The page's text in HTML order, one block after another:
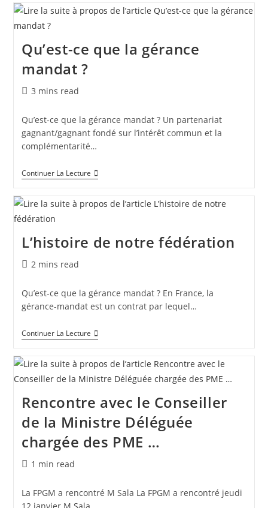
Qu’est-ce que la gérance
mandat ?
3 mins read
Qu’est-ce que la gérance mandat ? Un partenariat
gagnant/gagnant fondé sur l’intérêt commun et la
complémentarité…
Continuer La Lecture
L’histoire de notre fédération
2 mins read
Qu’est-ce que la gérance mandat ? En France, la
gérance-mandat est un contrat par lequel…
Continuer La Lecture
Rencontre avec le Conseiller
de la Ministre Déléguée
chargée des PME …
1 min read
La FPGM a rencontré M Sala La FPGM a rencontré jeudi